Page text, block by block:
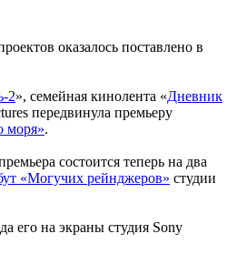
оказалось поставлено в
2», семейная кинолента «Дневник
передвинула премьеру
моря».
состоится теперь на два
«Могучих рейнджеров» студии
его на экраны студия Sony